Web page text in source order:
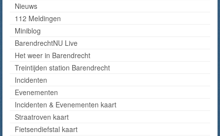
Nieuws
112 Meldingen
Miniblog
BarendrechtNU Live
Het weer in Barendrecht
Treintijden station Barendrecht
Incidenten
Evenementen
Incidenten & Evenementen kaart
Straatroven kaart
Fietsendiefstal kaart